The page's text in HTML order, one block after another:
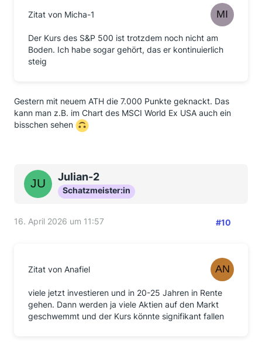
Zitat von Micha-1
Der Kurs des S&P 500 ist trotzdem noch nicht am
Boden. Ich habe sogar gehört, das er kontinuierlich
steig
Gestern mit neuem ATH die 7.000 Punkte geknackt. Das
kann man z.B. im Chart des MSCI World Ex USA auch ein
bisschen sehen
Julian-2
Schatzmeister:in
16. April 2026 um 11:57 #10
Zitat von Anafiel
viele jetzt investieren und in 20-25 Jahren in Rente
gehen. Dann werden ja viele Aktien auf den Markt
geschwemmt und der Kurs könnte signifikant fallen